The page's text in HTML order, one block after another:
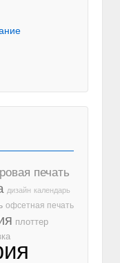
печать
дизайн календарь
офсетная печать
плоттер